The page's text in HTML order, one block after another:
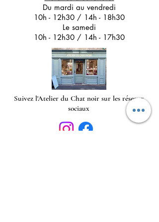
Du mardi au vendredi
10h - 12h30 / 14h - 18h30
Le samedi
10h - 12h30 / 14h - 17h30
Suivez l'Atelier du Chat noir sur les réseaux
sociaux